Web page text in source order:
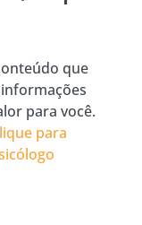
que
para você.
para